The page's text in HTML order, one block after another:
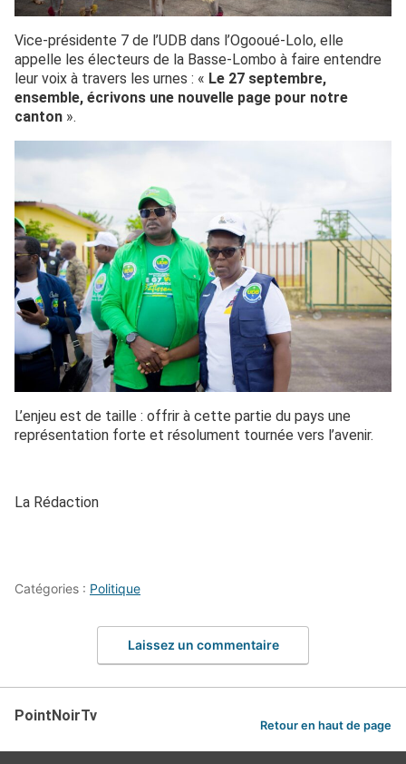
Vice-présidente 7 de l’UDB dans l’Ogooué-Lolo, elle
appelle les électeurs de la Basse-Lombo à faire entendre
leur voix à travers les urnes : « Le 27 septembre,
ensemble, écrivons une nouvelle page pour notre
canton ».
L’enjeu est de taille : offrir à cette partie du pays une
représentation forte et résolument tournée vers l’avenir.
La Rédaction
Catégories : Politique
Laissez un commentaire
PointNoirTv
Retour en haut de page